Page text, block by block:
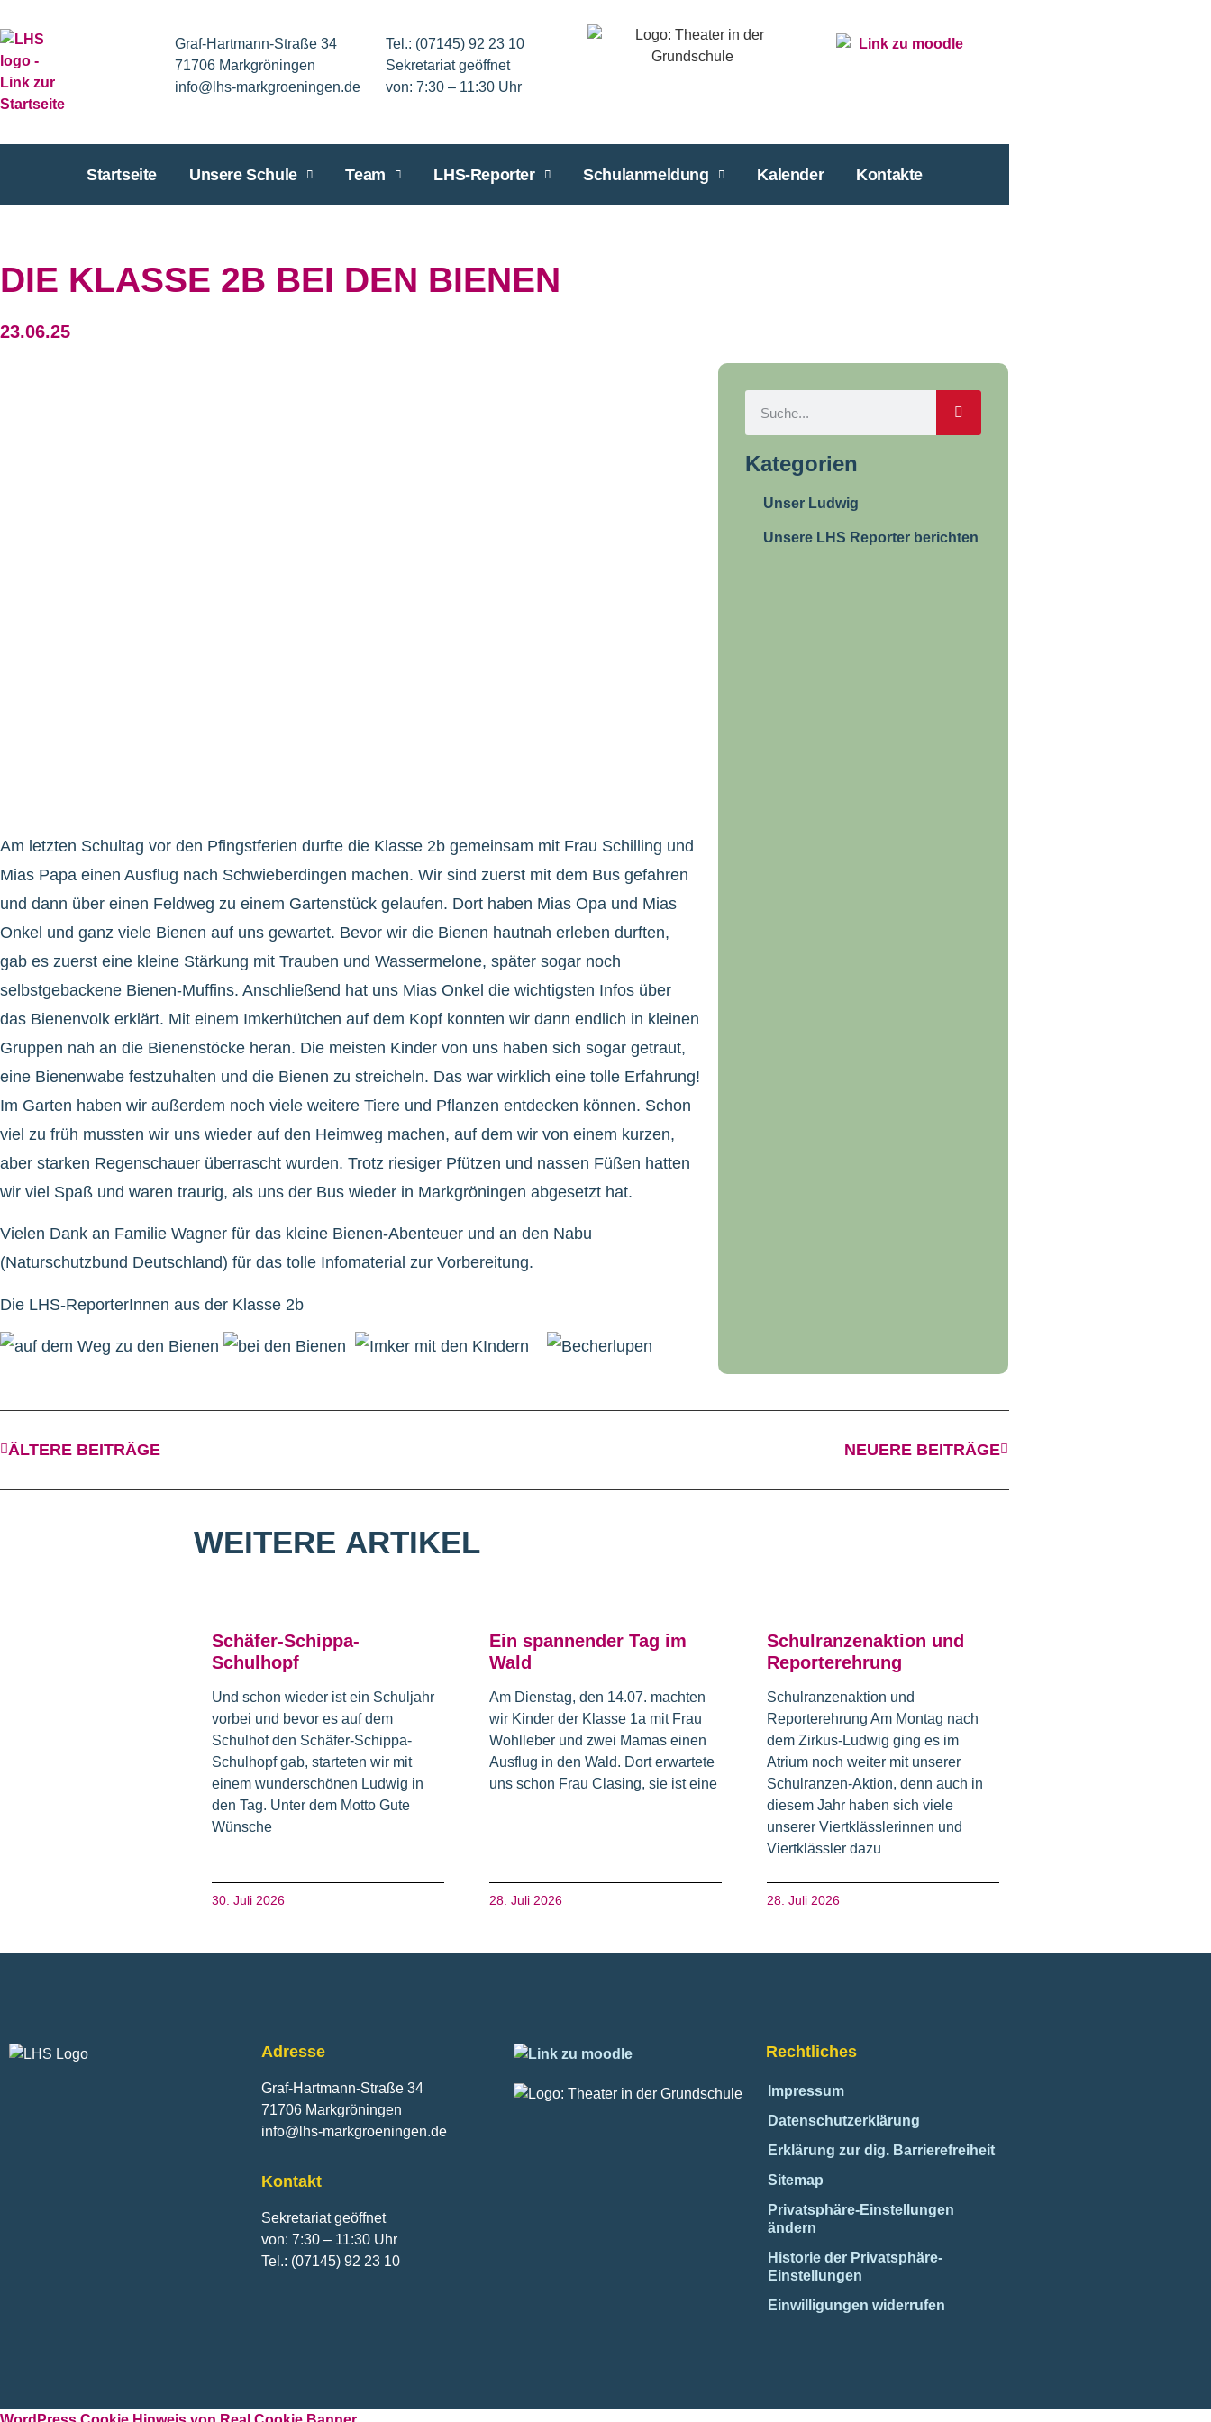
Graf-Hartmann-Straße 34
71706 Markgröningen
info@lhs-markgroeningen.de
Tel.: (07145) 92 23 10
Sekretariat geöffnet
von: 7:30 – 11:30 Uhr
Startseite Unsere Schule Team LHS-Reporter Schulanmeldung Kalender Kontakte
DIE KLASSE 2B BEI DEN BIENEN
23.06.25
Am letzten Schultag vor den Pfingstferien durfte die Klasse 2b gemeinsam mit Frau Schilling und
Mias Papa einen Ausflug nach Schwieberdingen machen. Wir sind zuerst mit dem Bus gefahren
und dann über einen Feldweg zu einem Gartenstück gelaufen. Dort haben Mias Opa und Mias
Onkel und ganz viele Bienen auf uns gewartet. Bevor wir die Bienen hautnah erleben durften,
gab es zuerst eine kleine Stärkung mit Trauben und Wassermelone, später sogar noch
selbstgebackene Bienen-Muffins. Anschließend hat uns Mias Onkel die wichtigsten Infos über
das Bienenvolk erklärt. Mit einem Imkerhütchen auf dem Kopf konnten wir dann endlich in kleinen
Gruppen nah an die Bienenstöcke heran. Die meisten Kinder von uns haben sich sogar getraut,
eine Bienenwabe festzuhalten und die Bienen zu streicheln. Das war wirklich eine tolle Erfahrung!
Im Garten haben wir außerdem noch viele weitere Tiere und Pflanzen entdecken können. Schon
viel zu früh mussten wir uns wieder auf den Heimweg machen, auf dem wir von einem kurzen,
aber starken Regenschauer überrascht wurden. Trotz riesiger Pfützen und nassen Füßen hatten
wir viel Spaß und waren traurig, als uns der Bus wieder in Markgröningen abgesetzt hat.
Vielen Dank an Familie Wagner für das kleine Bienen-Abenteuer und an den Nabu
(Naturschutzbund Deutschland) für das tolle Infomaterial zur Vorbereitung.
Die LHS-ReporterInnen aus der Klasse 2b
Kategorien
Unser Ludwig
Unsere LHS Reporter berichten
ÄLTERE BEITRÄGE NEUERE BEITRÄGE
WEITERE ARTIKEL
Schäfer-Schippa-
Schulhopf
Und schon wieder ist ein Schuljahr
vorbei und bevor es auf dem
Schulhof den Schäfer-Schippa-
Schulhopf gab, starteten wir mit
einem wunderschönen Ludwig in
den Tag. Unter dem Motto Gute
Wünsche
30. Juli 2026
Ein spannender Tag im
Wald
Am Dienstag, den 14.07. machten
wir Kinder der Klasse 1a mit Frau
Wohlleber und zwei Mamas einen
Ausflug in den Wald. Dort erwartete
uns schon Frau Clasing, sie ist eine
28. Juli 2026
Schulranzenaktion und
Reporterehrung
Schulranzenaktion und
Reporterehrung Am Montag nach
dem Zirkus-Ludwig ging es im
Atrium noch weiter mit unserer
Schulranzen-Aktion, denn auch in
diesem Jahr haben sich viele
unserer Viertklässlerinnen und
Viertklässler dazu
28. Juli 2026
Fusszeile
Adresse
Graf-Hartmann-Straße 34
71706 Markgröningen
info@lhs-markgroeningen.de
Kontakt
Sekretariat geöffnet
von: 7:30 – 11:30 Uhr
Tel.: (07145) 92 23 10
Rechtliches
Impressum
Datenschutzerklärung
Erklärung zur dig. Barrierefreiheit
Sitemap
Privatsphäre-Einstellungen
ändern
Historie der Privatsphäre-
Einstellungen
Einwilligungen widerrufen